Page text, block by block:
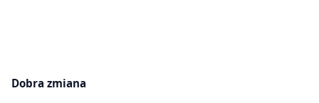
Dobra zmiana